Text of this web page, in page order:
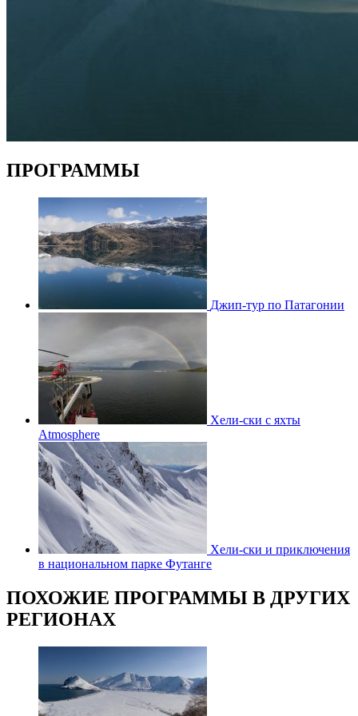
ПРОГРАММЫ
Джип-тур по Патагонии
Хели-ски с яхты
Atmosphere
Хели-ски и приключения
в национальном парке Футанге
ПОХОЖИЕ ПРОГРАММЫ В ДРУГИХ
РЕГИОНАХ